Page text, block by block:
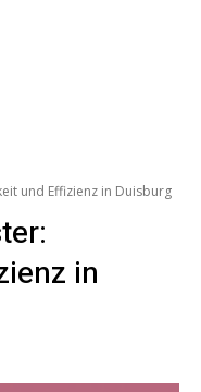
und Effizienz in Duisburg
in